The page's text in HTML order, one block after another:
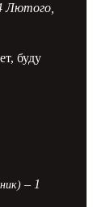
Лютого,
буду
– 1